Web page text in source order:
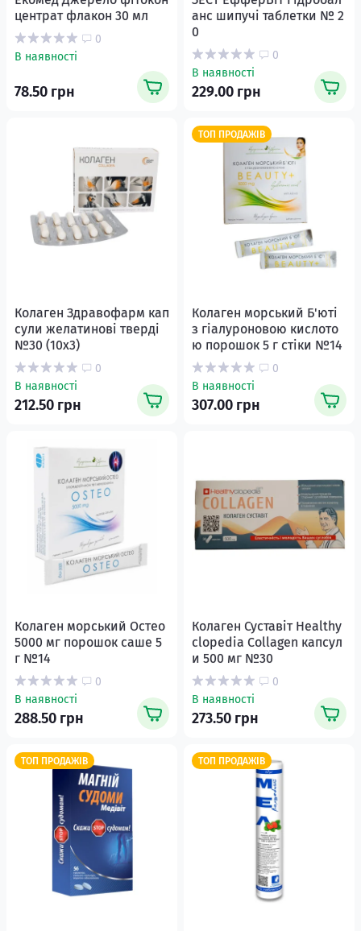
центрат флакон 30 мл
0
В наявності
78.50 грн
анс шипучі таблетки № 2
0
0
В наявності
229.00 грн
Колаген Здравофарм кап
сули желатинові тверді
№30 (10x3)
0
В наявності
212.50 грн
ТОП ПРОДАЖІВ
Колаген морський Б'юті
з гіалуроновою кислото
ю порошок 5 г стіки №14
0
В наявності
307.00 грн
Колаген морський Остео
5000 мг порошок саше 5
г №14
0
В наявності
288.50 грн
Колаген Суставіт Healthy
clopedia Collagen капсул
и 500 мг №30
0
В наявності
273.50 грн
ТОП ПРОДАЖІВ ТОП ПРОДАЖІВ